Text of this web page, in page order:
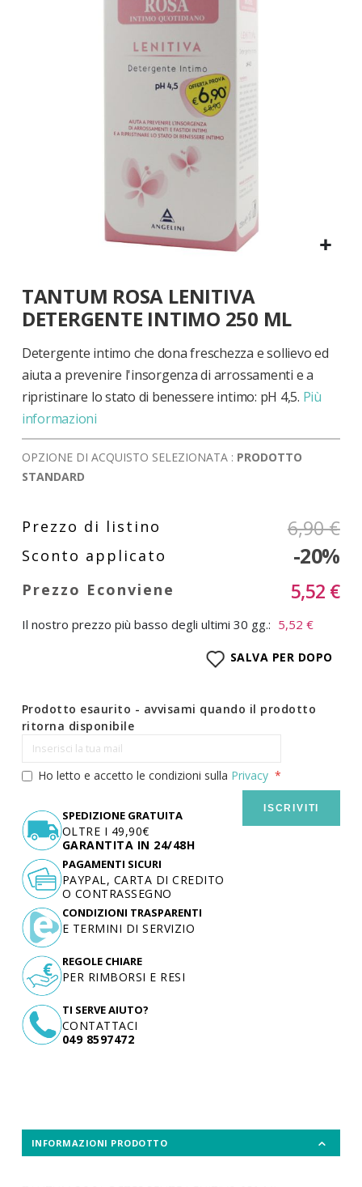
all'inizio
della
galleria
di
immagini
TANTUM ROSA LENITIVA
DETERGENTE INTIMO 250 ML
Detergente intimo che dona freschezza e sollievo ed
aiuta a prevenire l'insorgenza di arrossamenti e a
ripristinare lo stato di benessere intimo: pH 4,5. Più
informazioni
OPZIONE DI ACQUISTO SELEZIONATA : PRODOTTO
STANDARD
6,90 €
-20%
5,52 €
Il nostro prezzo più basso degli ultimi 30 gg.: 5,52 €
SALVA PER DOPO
Prodotto esaurito - avvisami quando il prodotto
ritorna disponibile
Ho letto e accetto le condizioni sulla Privacy
ISCRIVITI
SPEDIZIONE GRATUITA
OLTRE I 49,90€
GARANTITA IN 24/48H
TI SERVE AIUTO?
CONTATTACI
049 8597472
PAGAMENTI SICURI
PAYPAL, CARTA DI CREDITO
O CONTRASSEGNO
CONDIZIONI TRASPARENTI
E TERMINI DI SERVIZIO
REGOLE CHIARE
PER RIMBORSI E RESI
INFORMAZIONI PRODOTTO